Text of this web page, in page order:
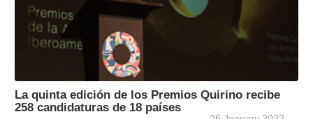
La quinta edición de los Premios Quirino recibe
258 candidaturas de 18 países